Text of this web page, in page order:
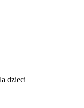
dzieci